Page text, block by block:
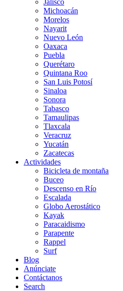
Jalisco
Michoacán
Morelos
Nayarit
Nuevo León
Oaxaca
Puebla
Querétaro
Quintana Roo
San Luis Potosí
Sinaloa
Sonora
Tabasco
Tamaulipas
Tlaxcala
Veracruz
Yucatán
Zacatecas
Actividades
Bicicleta de montaña
Buceo
Descenso en Río
Escalada
Globo Aerostático
Kayak
Paracaidismo
Parapente
Rappel
Surf
Blog
Anúnciate
Contáctanos
Search